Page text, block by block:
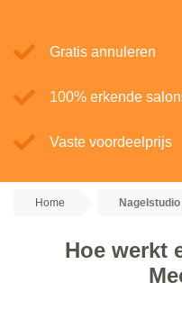
Gratis annuleren
100% erkende
Vaste voordeelprijs
Home
Hoe werkt